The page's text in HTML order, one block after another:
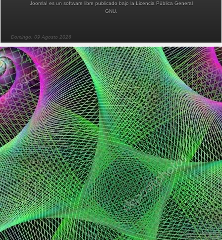
Joomla! es un software libre publicado bajo la Licencia Pública General
GNU.
Domingo, 09 Agosto 2026